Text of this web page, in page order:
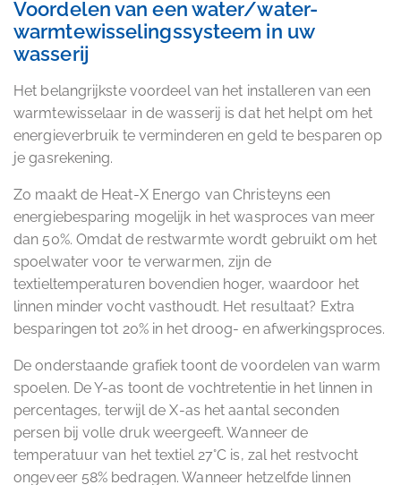
Voordelen van een water/water-
warmtewisselingssysteem in uw
wasserij
Het belangrijkste voordeel van het installeren van een
warmtewisselaar in de wasserij is dat het helpt om het
energieverbruik te verminderen en geld te besparen op
je gasrekening.
Zo maakt de Heat-X Energo van Christeyns een
energiebesparing mogelijk in het wasproces van meer
dan 50%. Omdat de restwarmte wordt gebruikt om het
spoelwater voor te verwarmen, zijn de
textieltemperaturen bovendien hoger, waardoor het
linnen minder vocht vasthoudt. Het resultaat? Extra
besparingen tot 20% in het droog- en afwerkingsproces.
De onderstaande grafiek toont de voordelen van warm
spoelen. De Y-as toont de vochtretentie in het linnen in
percentages, terwijl de X-as het aantal seconden
persen bij volle druk weergeeft. Wanneer de
temperatuur van het textiel 27°C is, zal het restvocht
ongeveer 58% bedragen. Wanneer hetzelfde linnen